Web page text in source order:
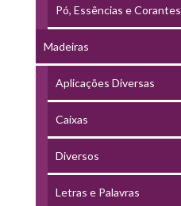
Pó, Essências e Corantes
Madeiras
Aplicações Diversas
Caixas
Diversos
Letras e Palavras